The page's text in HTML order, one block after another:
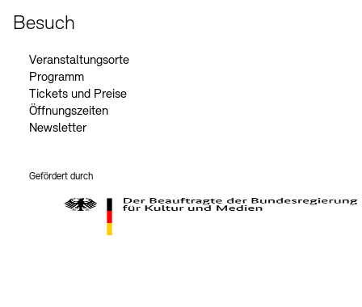
Besuch
Veranstaltungsorte
Programm
Tickets und Preise
Öffnungszeiten
Newsletter
Gefördert durch